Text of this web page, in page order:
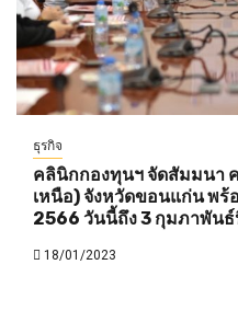
ธุรกิจ
คลินิกกองทุนฯ จัดสัมมนา
เหนือ) จังหวัดขอนแก่น พร้
2566 วันนี้ถึง 3 กุมภาพัน
18/01/2023